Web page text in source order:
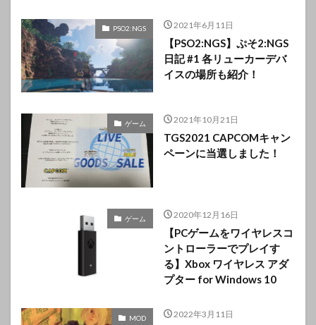
PSO2:NGS 2021年6月11日
【PSO2:NGS】ぷそ2:NGS
日記 #1 各リューカーデバ
イスの場所も紹介！
ゲーム 2021年10月21日
TGS2021 CAPCOMキャン
ペーンに当選しました！
ゲーム 2020年12月16日
【PCゲームをワイヤレスコ
ントローラーでプレイす
る】Xbox ワイヤレス アダ
プター for Windows 10
MOD 2022年3月11日